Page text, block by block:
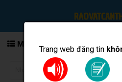
Trang web đăng tin
MENU